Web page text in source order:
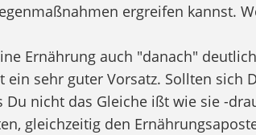
ergreifen kannst.
Ernährung auch "danach"
ein sehr guter Vorsatz. Sollten sich
Du nicht das Gleiche ißt wie sie -
gleichzeitig den